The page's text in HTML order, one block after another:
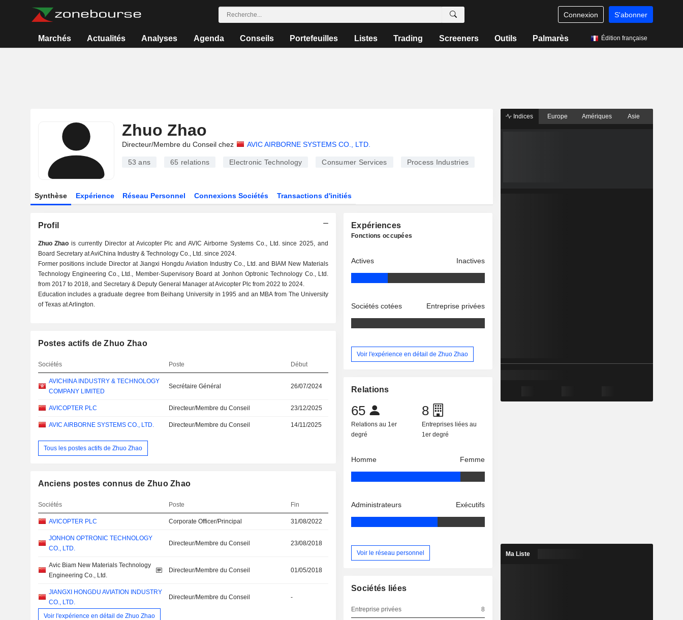
Connexion S'abonner
Marchés Actualités Analyses Agenda Conseils Portefeuilles Listes Trading Screeners Outils Palmarès Édition française
Zhuo Zhao
Directeur/Membre du Conseil chez AVIC AIRBORNE SYSTEMS CO., LTD.
53 ans 65 relations Electronic Technology Consumer Services Process Industries
Synthèse Expérience Réseau Personnel Connexions Sociétés Transactions d'initiés
Profil
Zhuo Zhao is currently Director at Avicopter Plc and AVIC Airborne Systems Co., Ltd. since 2025, and
Board Secretary at AviChina Industry & Technology Co., Ltd. since 2024.
Former positions include Director at Jiangxi Hongdu Aviation Industry Co., Ltd. and BIAM New Materials
Technology Engineering Co., Ltd., Member-Supervisory Board at Jonhon Optronic Technology Co., Ltd.
from 2017 to 2018, and Secretary & Deputy General Manager at Avicopter Plc from 2022 to 2024.
Education includes a graduate degree from Beihang University in 1995 and an MBA from The University
of Texas at Arlington.
Postes actifs de Zhuo Zhao
Sociétés Poste Début
AVICHINA INDUSTRY & TECHNOLOGY
COMPANY LIMITED
Secrétaire Général 26/07/2024
AVICOPTER PLC Directeur/Membre du Conseil 23/12/2025
AVIC AIRBORNE SYSTEMS CO., LTD. Directeur/Membre du Conseil 14/11/2025
Tous les postes actifs de Zhuo Zhao
Anciens postes connus de Zhuo Zhao
Sociétés Poste Fin
AVICOPTER PLC Corporate Officer/Principal 31/08/2022
JONHON OPTRONIC TECHNOLOGY
CO., LTD.
Directeur/Membre du Conseil 23/08/2018
Avic Biam New Materials Technology
Engineering Co., Ltd.
Directeur/Membre du Conseil 01/05/2018
JIANGXI HONGDU AVIATION INDUSTRY
CO., LTD.
Directeur/Membre du Conseil -
Voir l'expérience en détail de Zhuo Zhao
Expériences
Fonctions occupées
Actives Inactives
Sociétés cotées Entreprise privées
Voir l'expérience en détail de Zhuo Zhao
Relations
65
Relations au 1er
degré
8
Entreprises liées au
1er degré
Homme Femme
Administrateurs Exécutifs
Voir le réseau personnel
Sociétés liées
Entreprise privées 8
Indices Europe Amériques Asie
Ma Liste